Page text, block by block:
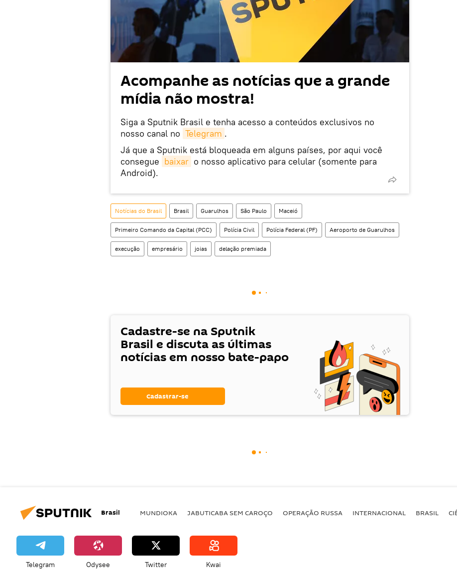
Acompanhe as notícias que a grande
mídia não mostra!
Siga a Sputnik Brasil e tenha acesso a conteúdos exclusivos no
nosso canal no Telegram .
Já que a Sputnik está bloqueada em alguns países, por aqui você
consegue baixar o nosso aplicativo para celular (somente para
Android).
Notícias do Brasil Brasil Guarulhos São Paulo Maceió
Primeiro Comando da Capital (PCC) Polícia Civil Polícia Federal (PF) Aeroporto de Guarulhos
execução empresário joias delação premiada
Cadastre-se na Sputnik
Brasil e discuta as últimas
notícias em nosso bate-papo
Cadastrar-se
Brasil MUNDIOKA JABUTICABA SEM CAROÇO OPERAÇÃO RUSSA INTERNACIONAL BRASIL
Telegram Odysee Twitter Kwai